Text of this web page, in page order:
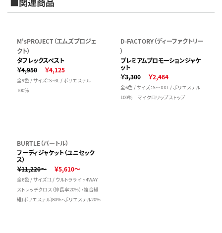
M'sPROJECT（エムズプロジェ
クト）
タフレックスベスト
￥4,950
￥4,125
全9色 / サイズ：S~3L / ポリエステル
100％
D-FACTORY（ディーファクトリー
）
プレミアムプロモーションジャケ
ット
￥3,300
￥2,464
全6色 / サイズ：S～XXL / ポリエステル
100％ マイクロリップストップ
BURTLE（バートル）
フーディジャケット（ユニセック
ス）
￥11,220～
￥5,610～
全6色 / サイズ：1 / ウルトラライト4WAY
ストレッチクロス（伸長率20%）・複合繊
維(ポリエステル)80%・ポリエステル20%